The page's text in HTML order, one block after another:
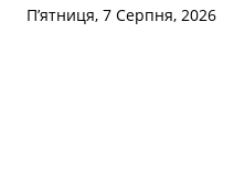
П’ятниця, 7 Серпня, 2026